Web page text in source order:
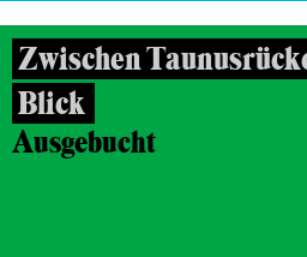
Zwischen
Blick
Ausgebucht